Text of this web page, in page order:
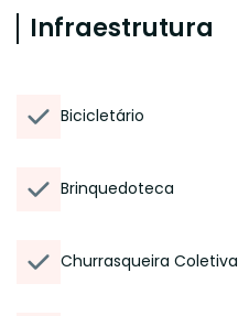
Infraestrutura
Bicicletário
Brinquedoteca
Churrasqueira Coletiva